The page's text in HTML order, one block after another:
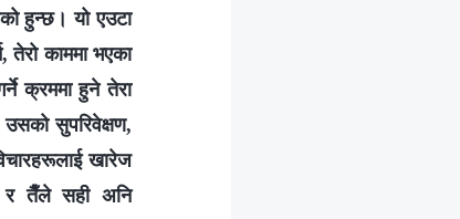
हुन्छ। यो एउटा
तेरो काममा भएका
क्रममा हुने तेरा
सुपरिवेक्षण,
खारेज
र तैँले सही अनि